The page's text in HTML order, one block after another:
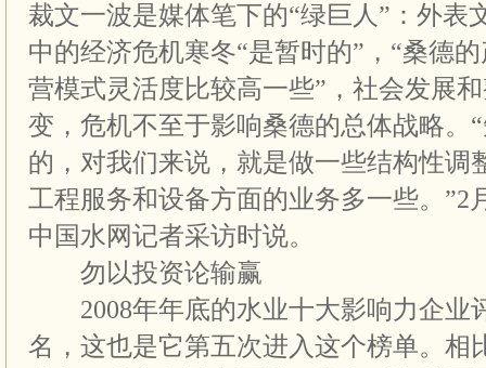
裁文一波是媒体笔下的“绿巨人”：外表
中的经济危机寒冬“是暂时的”，“桑德
营模式灵活度比较高一些”，社会发展
变，危机不至于影响桑德的总体战略。
的，对我们来说，就是做一些结构性调
工程服务和设备方面的业务多一些。”2
中国水网记者采访时说。
勿以投资论输赢
2008年年底的水业十大影响力企业
名，这也是它第五次进入这个榜单。相